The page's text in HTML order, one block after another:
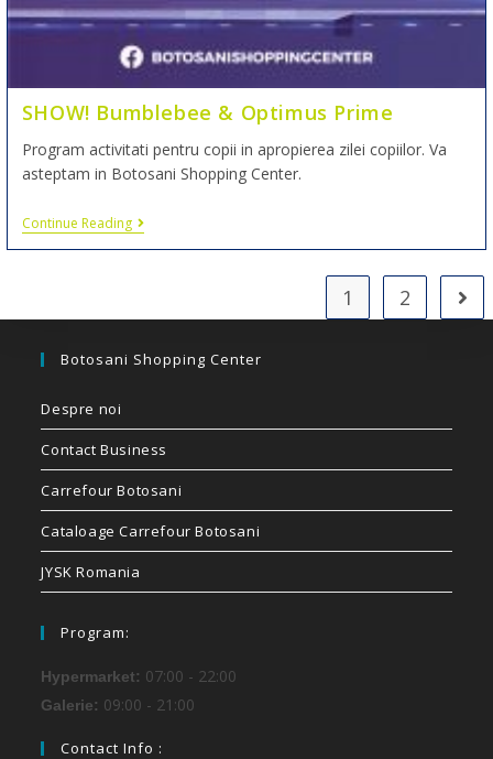
SHOW! Bumblebee & Optimus Prime
Program activitati pentru copii in apropierea zilei copiilor. Va
asteptam in Botosani Shopping Center.
Continue Reading
1 2
Botosani Shopping Center
Despre noi
Contact Business
Carrefour Botosani
Cataloage Carrefour Botosani
JYSK Romania
Program:
Hypermarket: 07:00 - 22:00
Galerie: 09:00 - 21:00
Contact Info :